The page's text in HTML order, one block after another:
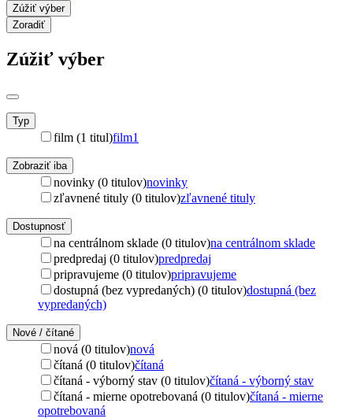
Zúžiť výber
Zoradiť
Zúžiť výber
Typ
film (1 titul)film1
Zobraziť iba
novinky (0 titulov)novinky
zľavnené tituly (0 titulov)zľavnené tituly
Dostupnosť
na centrálnom sklade (0 titulov)na centrálnom sklade
predpredaj (0 titulov)predpredaj
pripravujeme (0 titulov)pripravujeme
dostupná (bez vypredaných) (0 titulov)dostupná (bez
vypredaných)
Nové / čítané
nová (0 titulov)nová
čítaná (0 titulov)čítaná
čítaná - výborný stav (0 titulov)čítaná - výborný stav
čítaná - mierne opotrebovaná (0 titulov)čítaná - mierne
opotrebovaná